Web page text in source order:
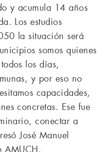
y acumula 14 años
Los estudios
la situación será
somos quienes
los días,
y por eso no
capacidades,
concretas. Ese fue
conectar a
José Manuel
AMUCH.